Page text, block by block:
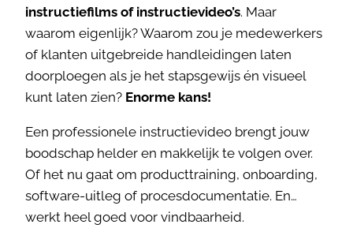
instructiefilms of instructievideo’s. Maar
waarom eigenlijk? Waarom zou je medewerkers
of klanten uitgebreide handleidingen laten
doorploegen als je het stapsgewijs én visueel
kunt laten zien? Enorme kans!
Een professionele instructievideo brengt jouw
boodschap helder en makkelijk te volgen over.
Of het nu gaat om producttraining, onboarding,
software-uitleg of procesdocumentatie. En…
werkt heel goed voor vindbaarheid.